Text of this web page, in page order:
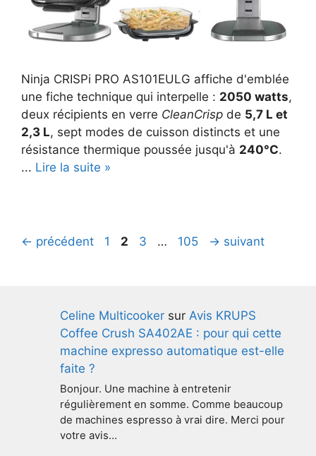
Ninja CRISPi PRO AS101EULG affiche d'emblée
une fiche technique qui interpelle : 2050 watts,
deux récipients en verre CleanCrisp de 5,7 L et
2,3 L, sept modes de cuisson distincts et une
résistance thermique poussée jusqu'à 240°C.
... Lire la suite »
Navigation
← précédent Page
1 Page
2 Page
3 … Page
105 → suivant
Celine Multicooker sur Avis KRUPS
Coffee Crush SA402AE : pour qui cette
machine expresso automatique est-elle
faite ?
Bonjour. Une machine à entretenir
régulièrement en somme. Comme beaucoup
de machines espresso à vrai dire. Merci pour
votre avis…